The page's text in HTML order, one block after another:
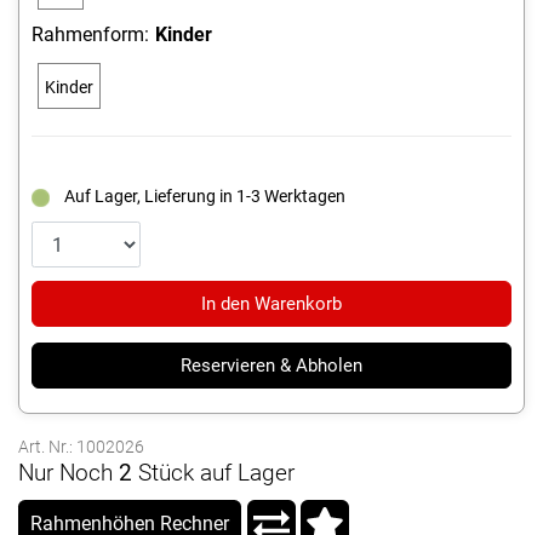
Rahmenform: Kinder
Kinder
Auf Lager, Lieferung in 1-3 Werktagen
In den Warenkorb
Reservieren & Abholen
Art. Nr.: 1002026
Nur Noch 2 Stück auf Lager
Rahmenhöhen Rechner